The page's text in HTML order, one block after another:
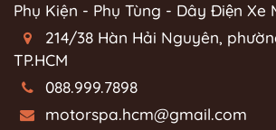
Phụ Kiện - Phụ Tùng - Dây Điện Xe
214/38 Hàn Hải Nguyên,
TP.HCM
088.999.7898
motorspa.hcm@gmail.com